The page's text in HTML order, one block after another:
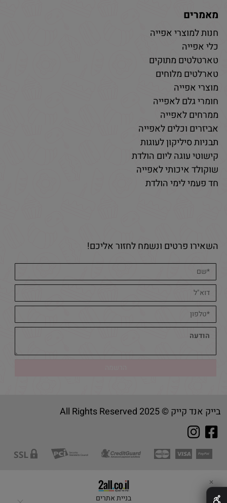
מאמרים
חנות למוצרי אפייה
כלי אפייה
טארטלטים מתוקים
טארלטים מלוחים
מוצרי אפייה
חומרי גלם לאפייה
ממרחים לאפייה
אביזרים וכלים לאפייה
תבניות סיליקון לעוגות
קישוטי עוגה ליום הולדת
שוקולד איכותי לאפייה
חד פעמי לימי הולדת
השאירו פרטים ונשמח לחזור אליכם!
בייק אנד קייק © 2025 All Rights Reserved
בניית אתרים
✕